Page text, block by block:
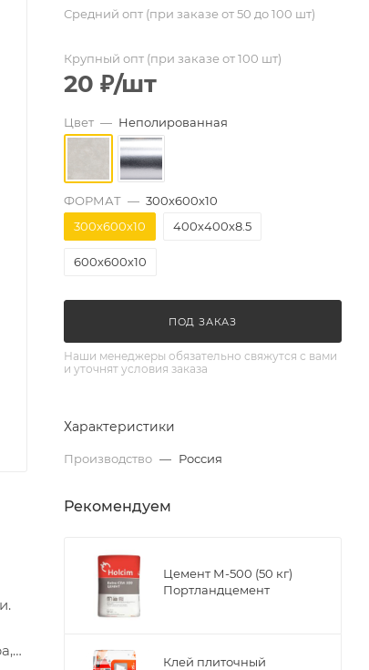
Средний опт (при заказе от 50 до 100 шт)
Крупный опт (при заказе от 100 шт)
20 ₽/шт
Цвет — Неполированная
ФОРМАТ — 300х600х10
300х600х10
400х400х8.5
600х600х10
ПОД ЗАКАЗ
Наши менеджеры обязательно свяжутся с вами
и уточнят условия заказа
Характеристики
Производство — Россия
Рекомендуем
Цемент М-500 (50 кг)
Портландцемент
Клей плиточный